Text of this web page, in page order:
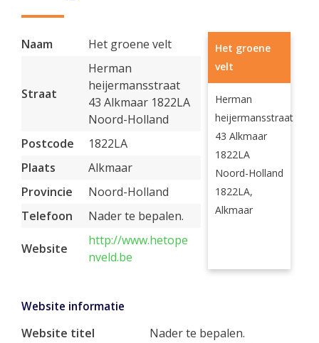
Naam Het groene velt
Straat
Herman
heijermansstraat
43 Alkmaar 1822LA
Noord-Holland
Postcode
1822LA
Plaats
Alkmaar
Provincie
Noord-Holland
Telefoon
Nader te bepalen.
Website
http://www.hetope
nveld.be
Het groene
velt
Herman
heijermansstraat
43 Alkmaar
1822LA
Noord-Holland
1822LA,
Alkmaar
Website informatie
Website titel
Nader te bepalen.